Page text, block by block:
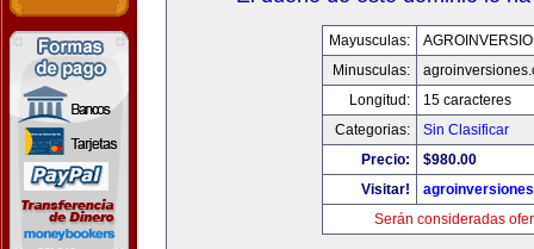
Mayusculas:
Minusculas:
Longitud:
15 caracteres
Categorias:
Sin Clasificar
Precio:
$980.00
Visitar!
Serán consideradas